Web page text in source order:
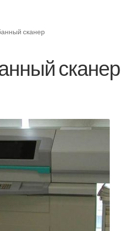
сканер
сканер